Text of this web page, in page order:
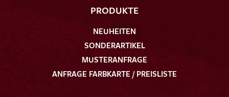
PRODUKTE
NEUHEITEN
SONDERARTIKEL
MUSTERANFRAGE
ANFRAGE FARBKARTE / PREISLISTE